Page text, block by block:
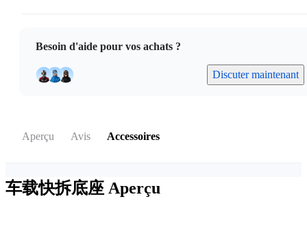
Besoin d'aide pour vos achats ?
Discuter maintenant
Aperçu Avis Accessoires
车载快拆底座 Aperçu